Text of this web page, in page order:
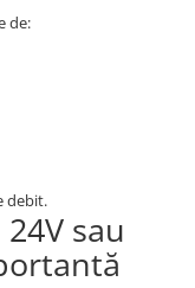
de:
debit.
sau